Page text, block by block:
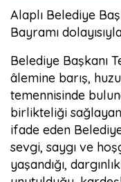
Alaplı Belediye
Bayramı
Belediye Başkanı
âlemine barış,
temennisinde
birlikteliği
ifade eden
sevgi, saygı ve
yaşandığı,